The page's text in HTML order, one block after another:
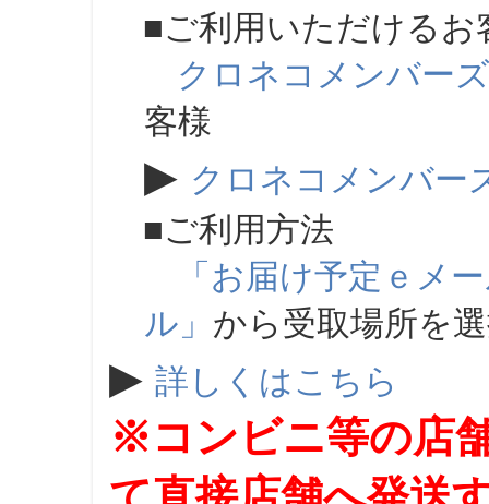
■ご利用いただけるお
クロネコメンバーズ
客様
▶ クロネコメンバー
■ご利用方法
「お届け予定ｅメ
ル」 から受取場所を
▶ 詳しくはこちら
※コンビニ等の店